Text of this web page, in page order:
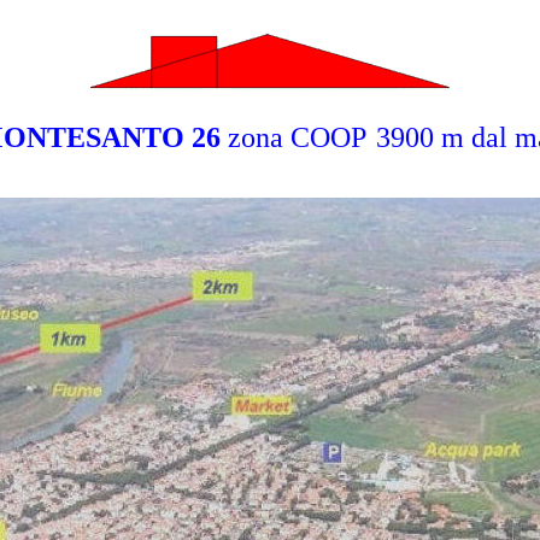
26 zona COOP 3900 m dal